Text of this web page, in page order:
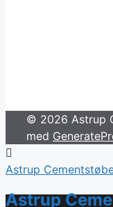
© 2026 Astrup
med
Astrup
Astrup